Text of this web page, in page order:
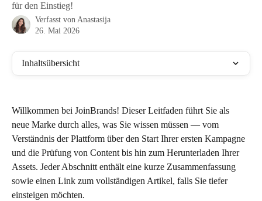
für den Einstieg!
Verfasst von Anastasija
26. Mai 2026
Inhaltsübersicht
Willkommen bei JoinBrands! Dieser Leitfaden führt Sie als
neue Marke durch alles, was Sie wissen müssen — vom
Verständnis der Plattform über den Start Ihrer ersten Kampagne
und die Prüfung von Content bis hin zum Herunterladen Ihrer
Assets. Jeder Abschnitt enthält eine kurze Zusammenfassung
sowie einen Link zum vollständigen Artikel, falls Sie tiefer
einsteigen möchten.